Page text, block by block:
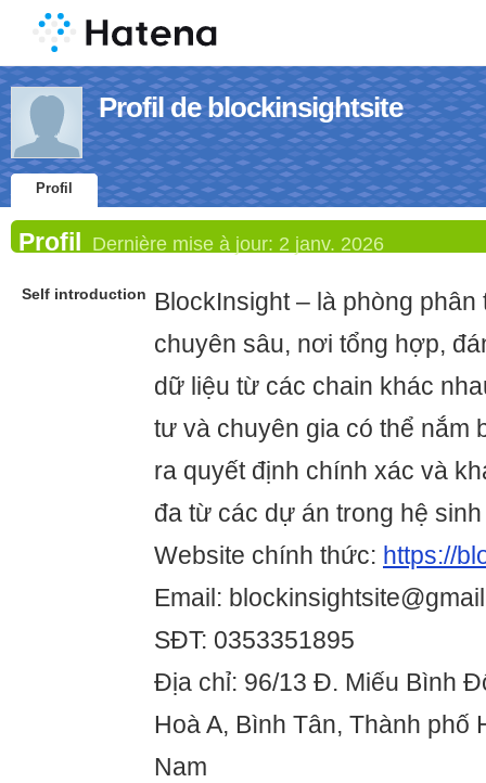
Profil de blockinsightsite
Profil
Profil Dernière mise à jour: 2 janv. 2026
Self introduction
BlockInsight – là phòng
chuyên sâu, nơi tổng hợp,
dữ liệu từ các chain khác
tư và chuyên gia có thể nắm
ra quyết định chính xác và
đa từ các dự án trong hệ
Website chính thức: https://
Email:
SĐT: 0353351895
Địa chỉ: 96/13 Đ. Miếu Bình
Hoà A, Bình Tân, Thành phố
Nam